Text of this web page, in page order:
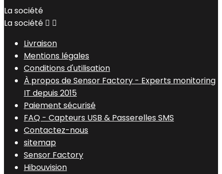
La société
La société  
Livraison
Mentions légales
Conditions d'utilisation
À propos de Sensor Factory - Experts monitoring
IT depuis 2015
Paiement sécurisé
FAQ - Capteurs USB & Passerelles SMS
Contactez-nous
sitemap
Sensor Factory
Hibouvision